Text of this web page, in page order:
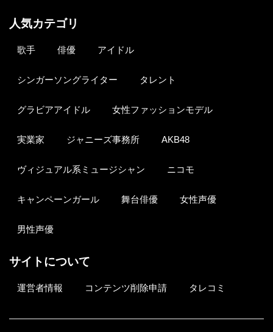
人気カテゴリ
歌手 俳優 アイドル
シンガーソングライター タレント
グラビアアイドル 女性ファッションモデル
実業家 ジャニーズ事務所 AKB48
ヴィジュアル系ミュージシャン ニコモ
キャンペーンガール 舞台俳優 女性声優
男性声優
サイトについて
運営者情報 コンテンツ削除申請 タレコミ